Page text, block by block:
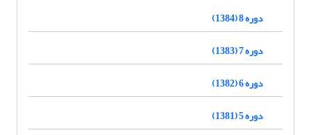
دوره 8 (1384)
دوره 7 (1383)
دوره 6 (1382)
دوره 5 (1381)